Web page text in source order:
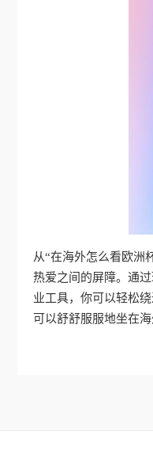
从“在海外怎么看欧洲
热爱之间的屏障。通
业工具，你可以轻松
可以舒舒服服地坐在